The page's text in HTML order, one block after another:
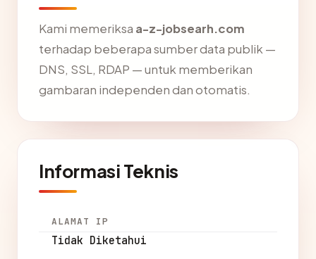
Kami memeriksa a-z-jobsearh.com
terhadap beberapa sumber data publik —
DNS, SSL, RDAP — untuk memberikan
gambaran independen dan otomatis.
Informasi Teknis
ALAMAT IP
Tidak Diketahui